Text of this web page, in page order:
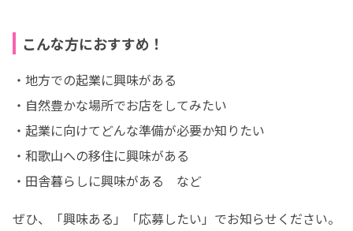
こんな方におすすめ！
・地方での起業に興味がある
・自然豊かな場所でお店をしてみたい
・起業に向けてどんな準備が必要か知りたい
・和歌山への移住に興味がある
・田舎暮らしに興味がある　など
ぜひ、「興味ある」「応募したい」でお知らせください。